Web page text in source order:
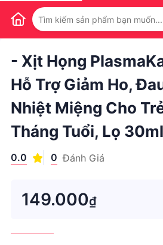
/ 1
- Xịt Họng
Hỗ Trợ Giảm Ho,
Nhiệt Miệng Cho
Tháng Tuổi, Lọ 30ml
0.0 0 Đánh Giá
149.000₫